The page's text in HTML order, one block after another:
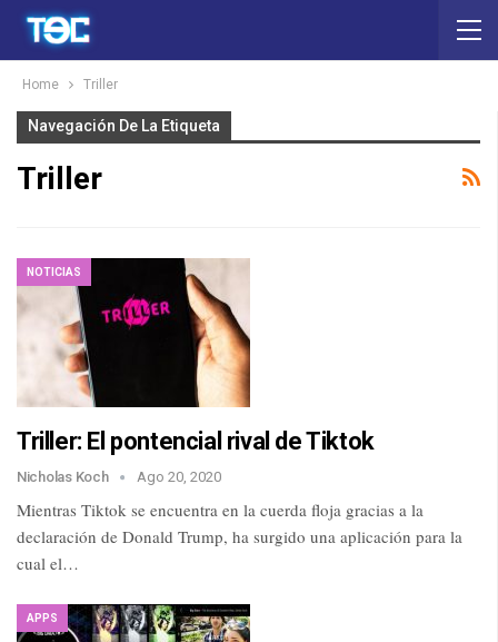
Home Triller
Navegación De La Etiqueta
Triller
NOTICIAS
Triller: El pontencial rival de Tiktok
Nicholas Koch Ago 20, 2020
Mientras Tiktok se encuentra en la cuerda floja gracias a la
declaración de Donald Trump, ha surgido una aplicación para la
cual el…
APPS